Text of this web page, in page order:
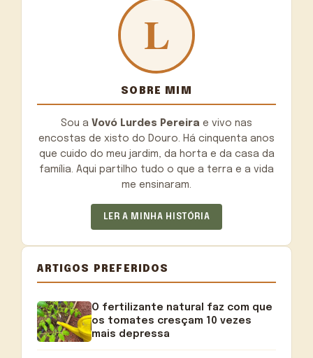
SOBRE MIM
Sou a Vovó Lurdes Pereira e vivo nas
encostas de xisto do Douro. Há cinquenta anos
que cuido do meu jardim, da horta e da casa da
família. Aqui partilho tudo o que a terra e a vida
me ensinaram.
LER A MINHA HISTÓRIA
ARTIGOS PREFERIDOS
O fertilizante natural faz com que
os tomates cresçam 10 vezes
mais depressa